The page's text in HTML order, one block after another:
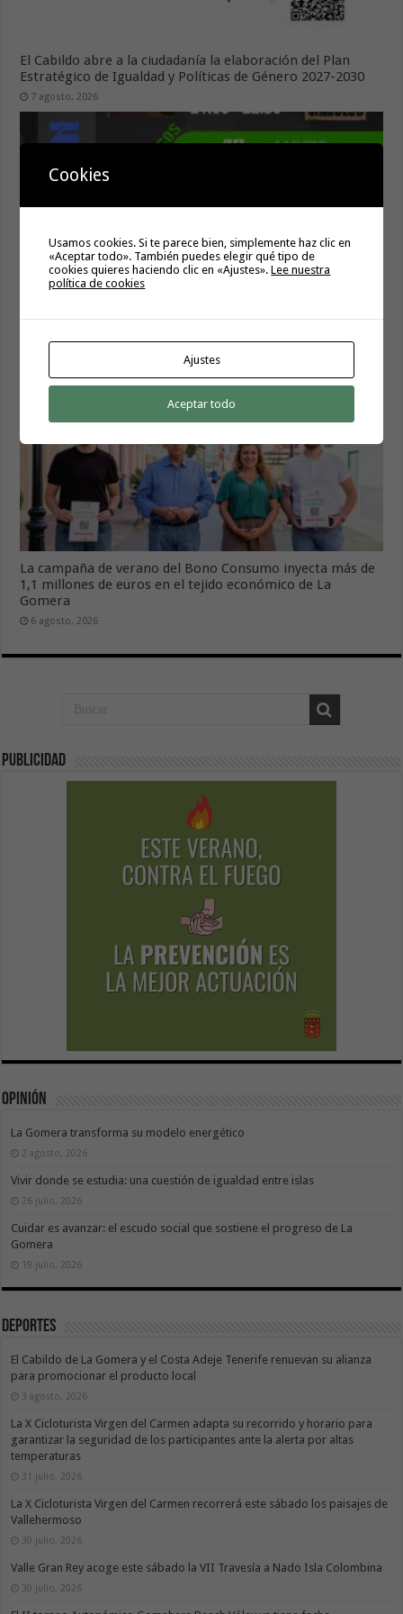
El Cabildo abre a la ciudadanía la elaboración del Plan
Estratégico de Igualdad y Políticas de Género 2027-2030
7 agosto, 2026
Hermigua presenta «Hermigua Joven III»
6 agosto, 2026
La campaña de verano del Bono Consumo inyecta más de
1,1 millones de euros en el tejido económico de La
Gomera
6 agosto, 2026
Publicidad
Opinión
La Gomera transforma su modelo energético
2 agosto, 2026
Vivir donde se estudia: una cuestión de igualdad entre islas
26 julio, 2026
Cuidar es avanzar: el escudo social que sostiene el progreso de La
Gomera
19 julio, 2026
Deportes
El Cabildo de La Gomera y el Costa Adeje Tenerife renuevan su alianza
para promocionar el producto local
3 agosto, 2026
La X Cicloturista Virgen del Carmen adapta su recorrido y horario para
garantizar la seguridad de los participantes ante la alerta por altas
temperaturas
31 julio, 2026
La X Cicloturista Virgen del Carmen recorrerá este sábado los paisajes de
Vallehermoso
30 julio, 2026
Valle Gran Rey acoge este sábado la VII Travesía a Nado Isla Colombina
30 julio, 2026
Cookies
Usamos cookies. Si te parece bien, simplemente haz clic en
«Aceptar todo». También puedes elegir qué tipo de
cookies quieres haciendo clic en «Ajustes».Lee nuestra
política de cookies
Ajustes
Aceptar todo